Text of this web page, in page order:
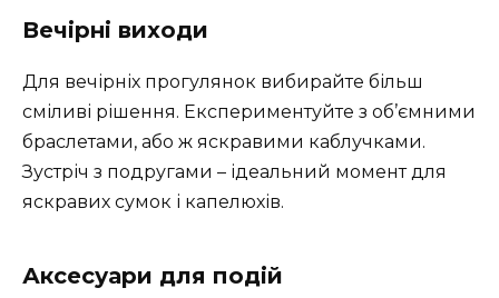
Вечірні виходи
Для вечірніх прогулянок вибирайте більш
сміливі рішення. Експериментуйте з об’ємними
браслетами, або ж яскравими каблучками.
Зустріч з подругами – ідеальний момент для
яскравих сумок і капелюхів.
Аксесуари для подій